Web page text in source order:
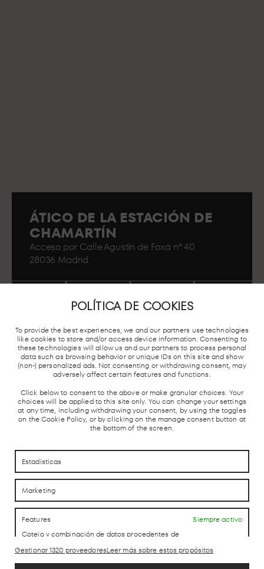
POLÍTICA DE COOKIES
To provide the best experiences, we and our partners use technologies
like cookies to store and/or access device information. Consenting to
these technologies will allow us and our partners to process personal
data such as browsing behavior or unique IDs on this site and show
(non-) personalized ads. Not consenting or withdrawing consent, may
adversely affect certain features and functions.
Click below to consent to the above or make granular choices. Your
choices will be applied to this site only. You can change your settings
at any time, including withdrawing your consent, by using the toggles
on the Cookie Policy, or by clicking on the manage consent button at
the bottom of the screen.
Estadísticas
Marketing
Features
Siempre activo
Cotejo y combinación de datos procedentes de
dispositivos, Identificación de dispositivos en
Gestionar 1320 proveedoresLeer más sobre estos propósitos
ÁTICO DE LA ESTACIÓN DE
CHAMARTÍN
Acceso por Calle Agustín de Foxá nº 40.
28036 Madrid.
Y AVE
CÓMO LLEGAR
CÓMO LLEGAR
LAB theCLUB
Aviso Legal
Política de Privacidad